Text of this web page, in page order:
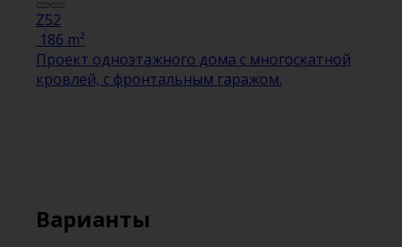
Z52
186 m²
Проект одноэтажного дома с многоскатной
кровлей, с фронтальным гаражом.
Варианты